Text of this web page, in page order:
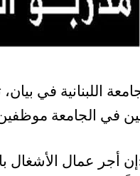
اللبنانية في
في الجامعة